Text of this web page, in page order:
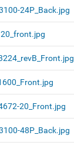
24P_Back.jpg
20_Front.jpg
48P_Back.jpg